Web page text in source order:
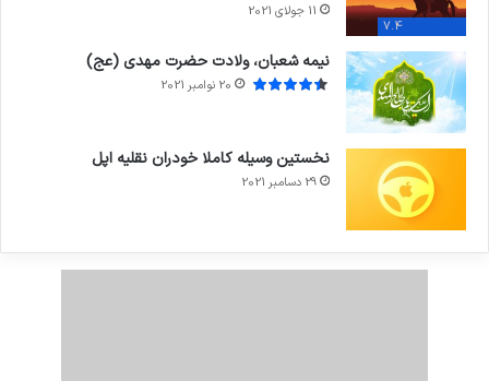
7.4
11 جولای 2021
نیمه شعبان، ولادت حضرت مهدی (عج)
20 نوامبر 2021
نخستین وسیله کاملا خودران نقلیه اپل
29 دسامبر 2021